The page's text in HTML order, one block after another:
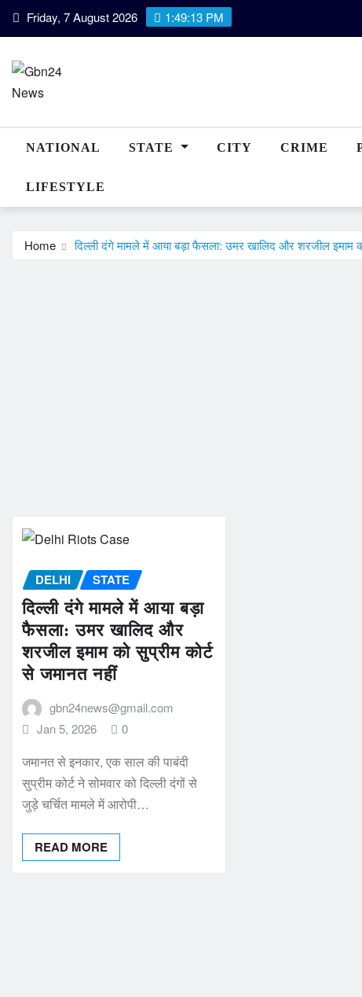
Skip Friday, 7 August 2026 1:49:13 PM
NATIONAL STATE CITY CRIME
LIFESTYLE
Home दिल्ली दंगे मामले में आया बड़ा फैसला: उमर खालिद और शरजील इमाम
DELHI STATE
दिल्ली दंगे मामले में आया बड़ा
फैसला: उमर खालिद और
शरजील इमाम को सुप्रीम कोर्ट
से जमानत नहीं
gbn24news@gmail.com
Jan 5, 2026
0
जमानत से इनकार, एक साल की पाबंदी
सुप्रीम कोर्ट ने सोमवार को दिल्ली दंगों से
जुड़े चर्चित मामले में आरोपी…
READ MORE